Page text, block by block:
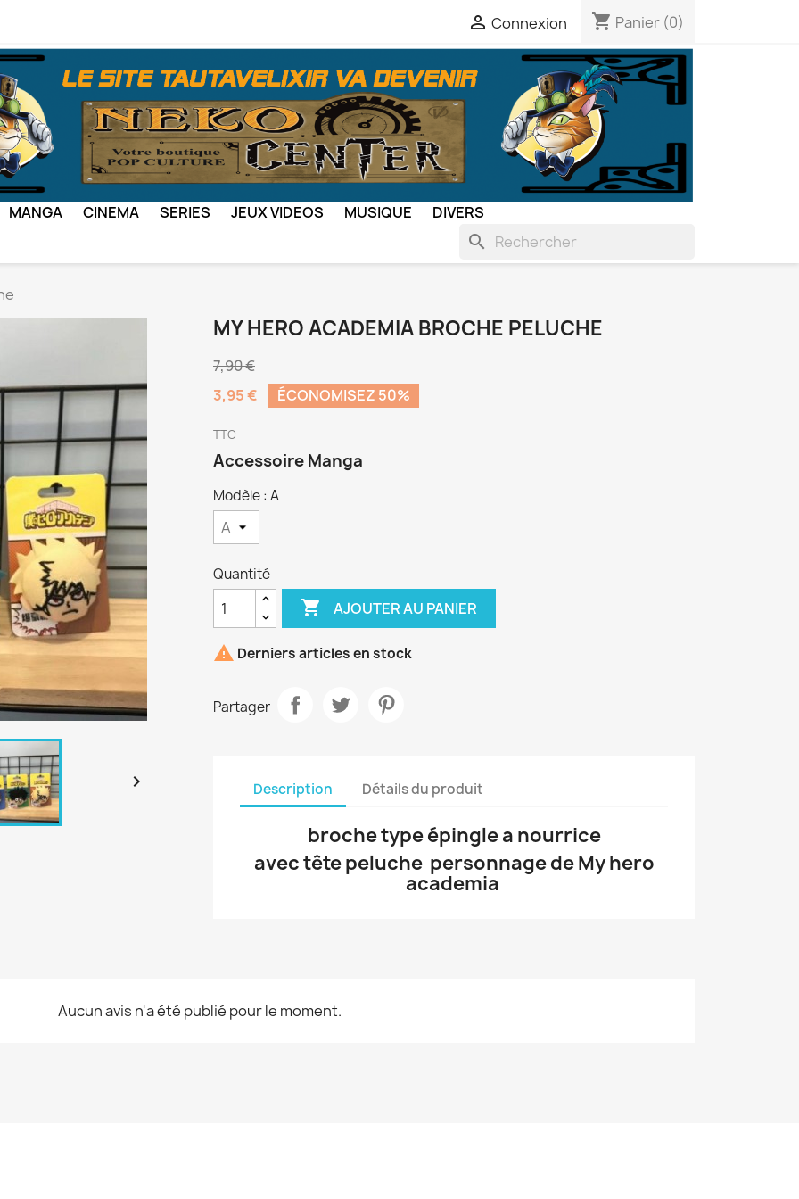
 Connexion shopping_cart Panier (0)
MANGA CINEMA SERIES JEUX VIDEOS MUSIQUE DIVERS
search

MY HERO ACADEMIA BROCHE PELUCHE
7,90 €
3,95 €
ÉCONOMISEZ 50%
TTC
Accessoire Manga
Modèle : A
Quantité
 AJOUTER AU PANIER
 Derniers articles en stock
Partager
Description Détails du produit
broche type épingle a nourrice
avec tête peluche personnage de My hero
academia
Aucun avis n'a été publié pour le moment.